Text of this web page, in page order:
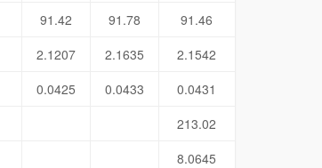
91.42 91.78
91.46
2.1207 2.1635
2.1542
0.0425 0.0433
0.0431
213.02
8.0645